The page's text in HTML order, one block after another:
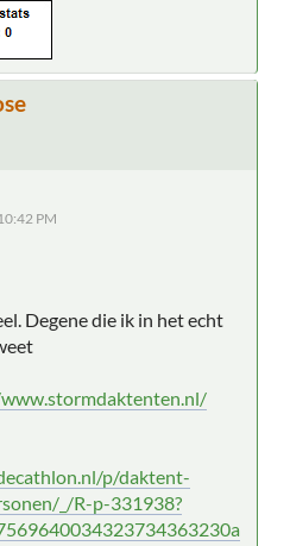
PM
Degene die ik in het echt
p/daktent-
_/R-p-331938?